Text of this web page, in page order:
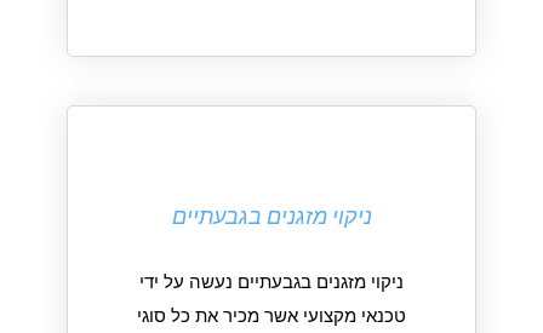
ניקוי מזגנים בגבעתיים
ניקוי מזגנים בגבעתיים נעשה על ידי
טכנאי מקצועי אשר מכיר את כל סוגי